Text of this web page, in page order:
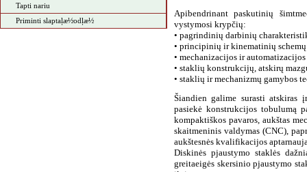
Tapti nariu
Priminti slaptaļæ½odļæ½
Apibendrinant paskutinių
vystymosi krypčių:
• pagrindinių darbinių
• principinių ir kinematinių
• mechanizacijos ir
• staklių konstrukcijų, atskirų
• staklių ir mechanizmų gamybos
Šiandien galime surasti atskiras
pasiekė konstrukcijos tobulumą
kompaktiškos pavaros, aukštas
skaitmeninis valdymas (CNC),
aukštesnės kvalifikacijos
Diskinės pjaustymo staklės
greitaeigės skersinio pjaustymo